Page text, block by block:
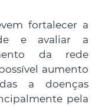
fortalecer a
e avaliar a
da rede
aumento
a doenças
pela